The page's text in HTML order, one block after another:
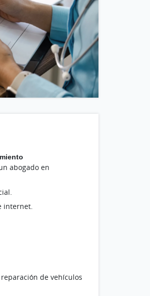
abogado en
internet.
de vehículos